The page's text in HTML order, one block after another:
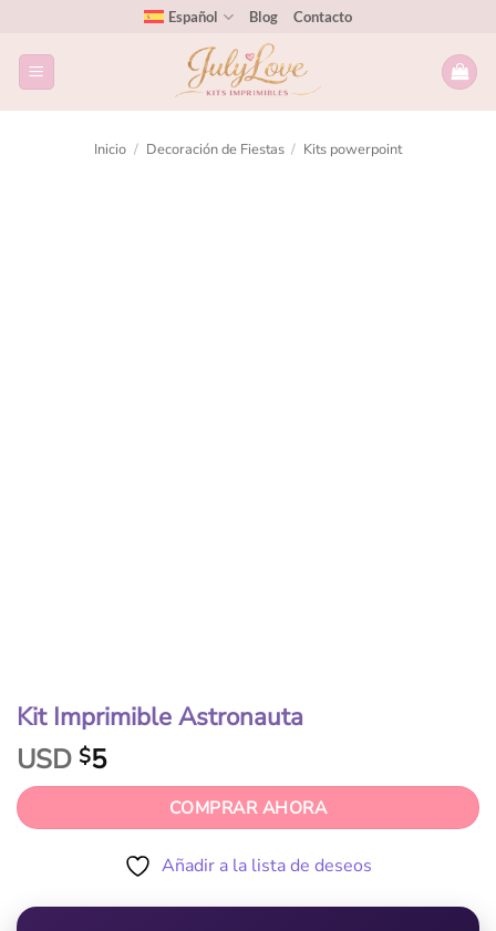
Español Blog Contacto
Inicio / Decoración de Fiestas / Kits powerpoint
Kit Imprimible Astronauta
USD $5
COMPRAR AHORA
Añadir a la lista de deseos